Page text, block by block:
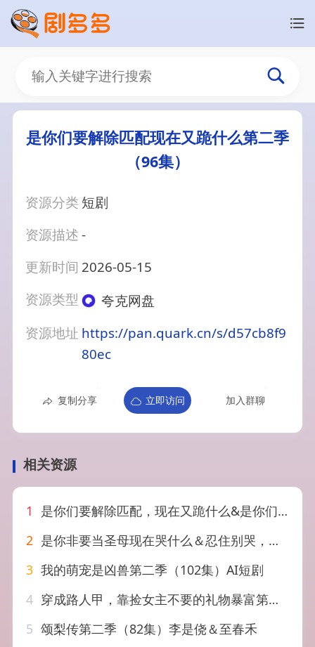
是你们要解除匹配现在又跪什么第二季
（96集）
资源分类 短剧
资源描述-
更新时间 2026-05-15
资源类型
夸克网盘
资源地址 https://pan.quark.cn/s/d57cb8f9
80ec
复制分享 立即访问 加入群聊
相关资源
1
是你们要解除匹配，现在又跪什么&是你们要解除匹配现在又跪什么（92集）AI短剧
2 是你非要当圣母现在哭什么＆忍住别哭，是你要拯救苍生的（70集）蒋未＆宋喃
3 我的萌宠是凶兽第二季（102集）AI短剧
4 穿成路人甲，靠捡女主不要的礼物暴富第二季&穿成路人甲靠捡女主不要的礼物暴富第二季（30集）AI短剧
5 颂梨传第二季（82集）李是侥＆至春禾